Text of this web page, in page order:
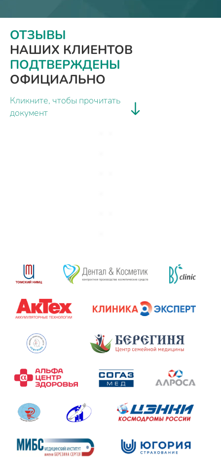
ОТЗЫВЫ
НАШИХ КЛИЕНТОВ
ПОДТВЕРЖДЕНЫ
ОФИЦИАЛЬНО
Кликните, чтобы прочитать
документ